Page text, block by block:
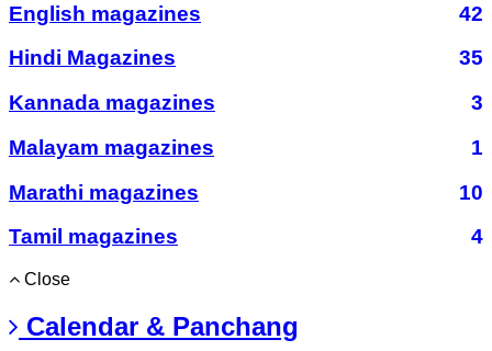
English magazines
42
Hindi Magazines
35
Kannada magazines
3
Malayam magazines
1
Marathi magazines
10
Tamil magazines
4
Close
Calendar & Panchang